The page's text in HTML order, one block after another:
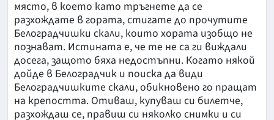
място, в което като тръгнете да се
разхождате в гората, стигате до прочутите
Белоградчишки скали, които хората изобщо не
познават. Истината е, че те не са ги виждали
досега, защото бяха недостъпни. Когато някой
дойде в Белоградчик и поиска да види
Белоградчишките скали, обикновено го пращат
на крепостта. Отиваш, купуваш си билетче,
разхождаш се, правиш си няколко снимки и си